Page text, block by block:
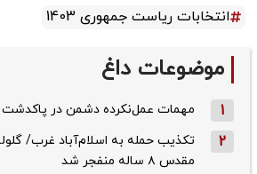
انتخابات ریاست جمهوری 1403
موضوعات داغ
1 مهمات عمل‌نکرده دشمن در پاکدشت
2
تکذیب حمله به اسلام‌آباد غرب/
مقدس ۸ ساله منفجر شد